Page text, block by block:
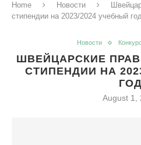
Home Новости
стипендии на 2023/2024 учебный
Новости
ШВЕЙЦАРСКИЕ
СТИПЕНДИИ НА
ГОД
August 1,